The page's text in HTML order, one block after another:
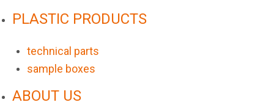
PLASTIC PRODUCTS
technical parts
sample boxes
ABOUT US